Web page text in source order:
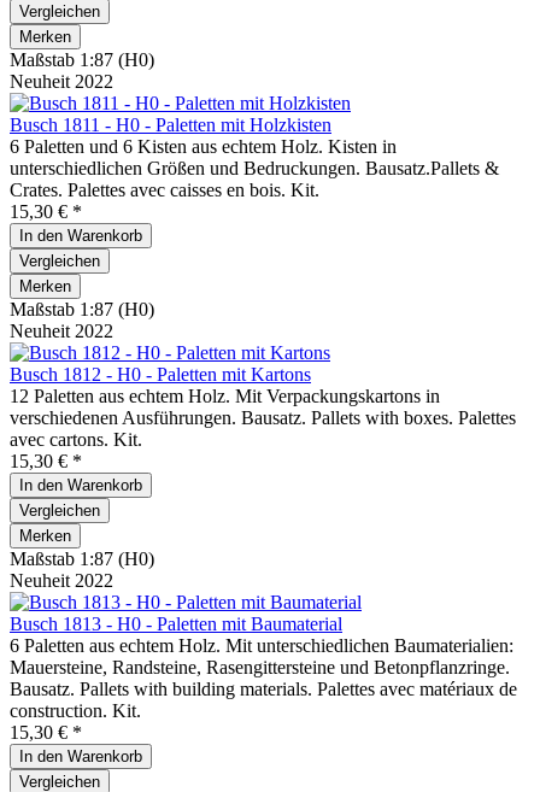
Vergleichen
Merken
Maßstab 1:87 (H0)
Neuheit 2022
Busch 1811 - H0 - Paletten mit Holzkisten
6 Paletten und 6 Kisten aus echtem Holz. Kisten in
unterschiedlichen Größen und Bedruckungen. Bausatz.Pallets &
Crates. Palettes avec caisses en bois. Kit.
15,30 € *
In den Warenkorb
Vergleichen
Merken
Maßstab 1:87 (H0)
Neuheit 2022
Busch 1812 - H0 - Paletten mit Kartons
12 Paletten aus echtem Holz. Mit Verpackungskartons in
verschiedenen Ausführungen. Bausatz. Pallets with boxes. Palettes
avec cartons. Kit.
15,30 € *
In den Warenkorb
Vergleichen
Merken
Maßstab 1:87 (H0)
Neuheit 2022
Busch 1813 - H0 - Paletten mit Baumaterial
6 Paletten aus echtem Holz. Mit unterschiedlichen Baumaterialien:
Mauersteine, Randsteine, Rasengittersteine und Betonpflanzringe.
Bausatz. Pallets with building materials. Palettes avec matériaux de
construction. Kit.
15,30 € *
In den Warenkorb
Vergleichen